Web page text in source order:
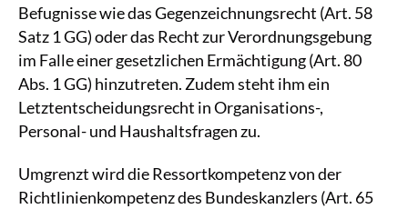
Befugnisse wie das Gegenzeichnungsrecht (Art. 58
Satz 1 GG) oder das Recht zur Verordnungsgebung
im Falle einer gesetzlichen Ermächtigung (Art. 80
Abs. 1 GG) hinzutreten. Zudem steht ihm ein
Letztentscheidungsrecht in Organisations-,
Personal- und Haushaltsfragen zu.
Umgrenzt wird die Ressortkompetenz von der
Richtlinienkompetenz des Bundeskanzlers (Art. 65